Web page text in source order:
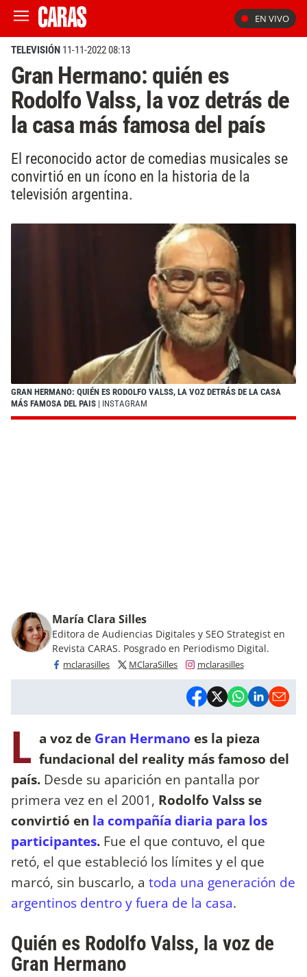
EN VIVO
TELEVISIÓN 11-11-2022 08:13
Gran Hermano: quién es
Rodolfo Valss, la voz detrás de
la casa más famosa del país
El reconocido actor de comedias musicales se
convirtió en un ícono en la historia de la
televisión argentina.
GRAN HERMANO: QUIÉN ES RODOLFO VALSS, LA VOZ DETRÁS DE LA CASA
MÁS FAMOSA DEL PAIS | INSTAGRAM
María Clara Silles
Editora de Audiencias Digitales y SEO Strategist en
Revista CARAS. Posgrado en Periodismo Digital.
mclarasilles MClaraSilles mclarasilles
L a voz de Gran Hermano es la pieza
fundacional del reality más famoso del
país. Desde su aparición en pantalla por
primera vez en el 2001, Rodolfo Valss se
convirtió en la compañía diaria para los
participantes. Fue el que contuvo, el que
retó, el que estableció los límites y el que
marcó, sin buscarlo, a toda una generación de
argentinos dentro y fuera de la casa.
Quién es Rodolfo Valss, la voz de
Gran Hermano